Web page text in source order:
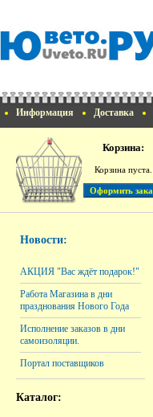
Информация Доставка
Корзина:
Корзина пуста.
Новости:
АКЦИЯ "Вас ждёт подарок!"
Работа Магазина в дни
празднования Нового Года
Исполнение заказов в дни
самоизоляции.
Портал поставщиков
Каталог: